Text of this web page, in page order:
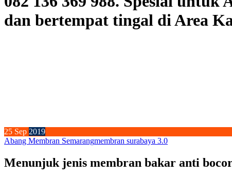
dan bertempat tingal di Area
25 Sep 2019
Abang Membran Semarangmembran surabaya 3.0
Menunjuk jenis membran bakar anti